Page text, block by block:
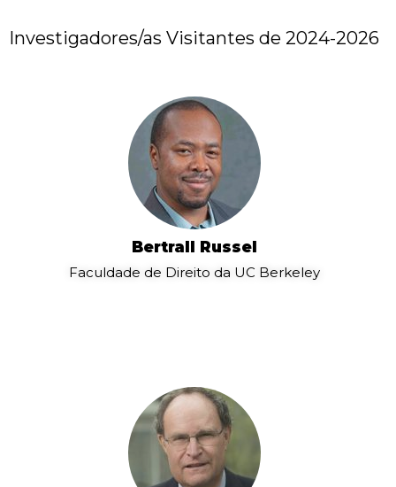
Investigadores/as Visitantes de 2024-2026
Bertrall Russel
Faculdade de Direito da UC Berkeley